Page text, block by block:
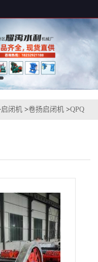
启闭机 >卷扬启闭机 >QPQ